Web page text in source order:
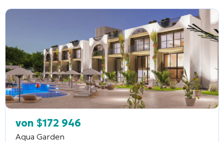
von $172 946
Aqua Garden